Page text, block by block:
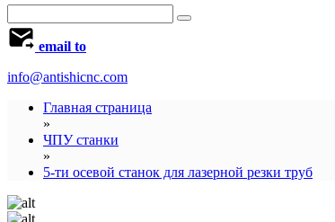
email to
info@antishicnc.com
Главная страница
»
ЧПУ станки
»
5-ти осевой станок для лазерной резки труб